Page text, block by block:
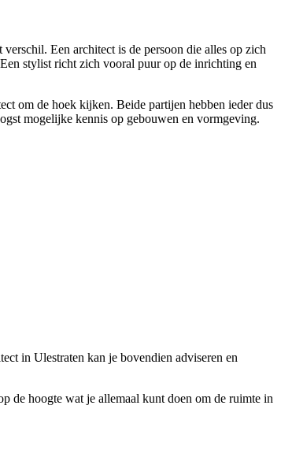
Een architect is de persoon die alles op zich
stylist richt zich vooral puur op de inrichting en
om de hoek kijken. Beide partijen hebben ieder dus
mogelijke kennis op gebouwen en vormgeving.
in Ulestraten kan je bovendien adviseren en
de hoogte wat je allemaal kunt doen om de ruimte in